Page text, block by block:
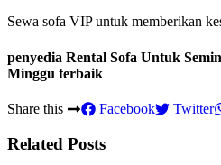
Sewa sofa VIP untuk memberikan
penyedia Rental Sofa Untuk
Minggu terbaik
Share this Facebook Twitter
Related Posts